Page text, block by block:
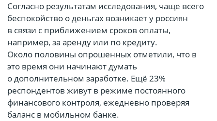
Согласно результатам исследования, чаще всего
беспокойство о деньгах возникает у россиян
в связи с приближением сроков оплаты,
например, за аренду или по кредиту.
Около половины опрошенных отметили, что в
это время они начинают думать
о дополнительном заработке. Ещё 23%
респондентов живут в режиме постоянного
финансового контроля, ежедневно проверяя
баланс в мобильном банке.